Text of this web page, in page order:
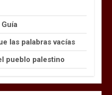
las palabras vacías
pueblo palestino